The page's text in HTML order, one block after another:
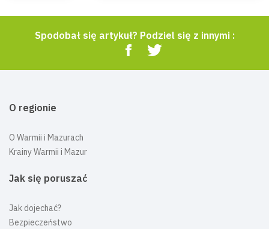
Spodobał się artykuł? Podziel się z innymi :
O regionie
O Warmii i Mazurach
Krainy Warmii i Mazur
Jak się poruszać
Jak dojechać?
Bezpieczeństwo